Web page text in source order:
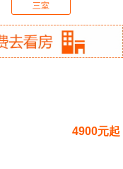
三室
4900元起